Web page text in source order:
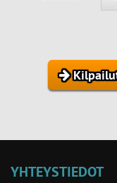
YHTEYSTIEDOT